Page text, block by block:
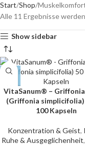
Start Shop
Alle 11 Ergebnisse
Show sidebar
VitaSanum® –
(Griffonia simplicifolia)
100 Kapseln
Konzentration & Geist,
Ruhe & Ausgeglichenheit,